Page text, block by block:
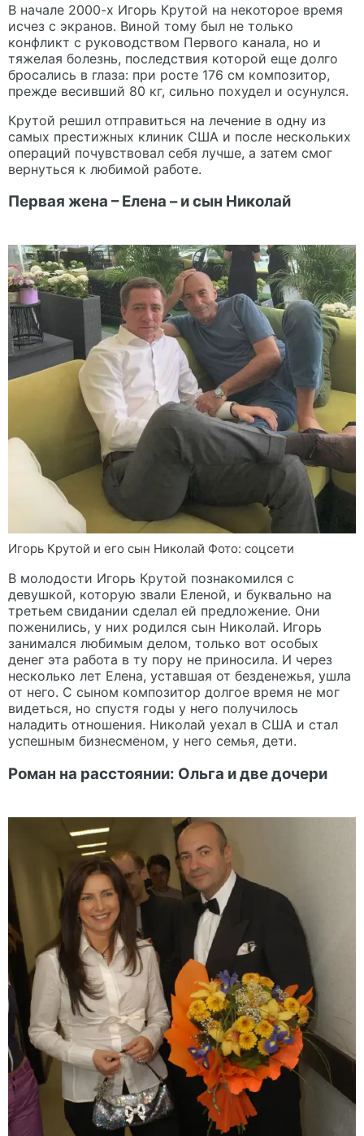
В начале 2000-х Игорь Крутой на некоторое время
исчез с экранов. Виной тому был не только
конфликт с руководством Первого канала, но и
тяжелая болезнь, последствия которой еще долго
бросались в глаза: при росте 176 см композитор,
прежде весивший 80 кг, сильно похудел и осунулся.
Крутой решил отправиться на лечение в одну из
самых престижных клиник США и после нескольких
операций почувствовал себя лучше, а затем смог
вернуться к любимой работе.
Первая жена – Елена – и сын Николай
Игорь Крутой и его сын Николай Фото: соцсети
В молодости Игорь Крутой познакомился с
девушкой, которую звали Еленой, и буквально на
третьем свидании сделал ей предложение. Они
поженились, у них родился сын Николай. Игорь
занимался любимым делом, только вот особых
денег эта работа в ту пору не приносила. И через
несколько лет Елена, уставшая от безденежья, ушла
от него. С сыном композитор долгое время не мог
видеться, но спустя годы у него получилось
наладить отношения. Николай уехал в США и стал
успешным бизнесменом, у него семья, дети.
Роман на расстоянии: Ольга и две дочери